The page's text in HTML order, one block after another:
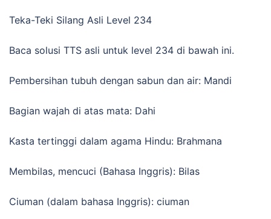
Teka-Teki Silang Asli Level 234
Baca solusi TTS asli untuk level 234 di bawah ini.
Pembersihan tubuh dengan sabun dan air: Mandi
Bagian wajah di atas mata: Dahi
Kasta tertinggi dalam agama Hindu: Brahmana
Membilas, mencuci (Bahasa Inggris): Bilas
Ciuman (dalam bahasa Inggris): ciuman